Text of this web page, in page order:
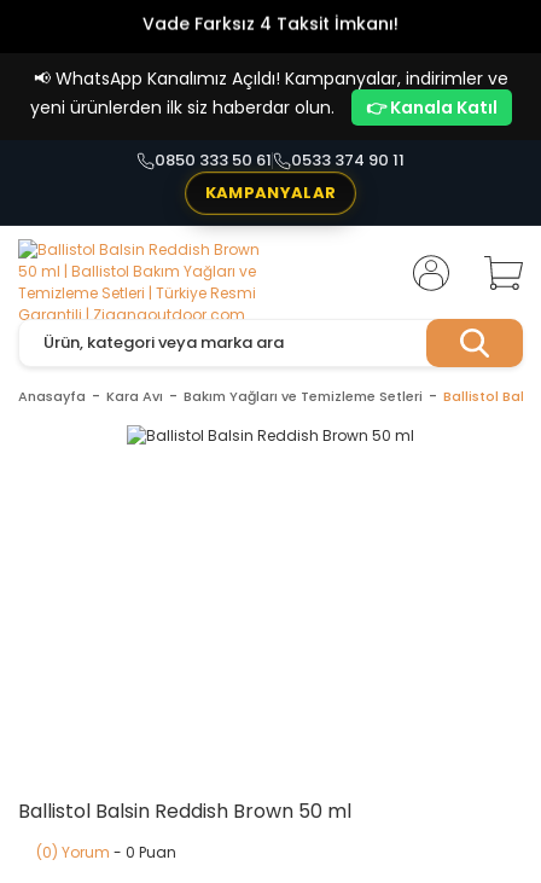
Vade Farksız 4 Taksit İmkanı!
📢 WhatsApp Kanalımız Açıldı! Kampanyalar, indirimler ve
yeni ürünlerden ilk siz haberdar olun.
👉 Kanala Katıl
0850 333 50 61
0533 374 90 11
KAMPANYALAR
Anasayfa Kara Avı Bakım Yağları ve Temizleme Setleri Ballistol
Ballistol Balsin Reddish Brown 50 ml
(0) Yorum - 0 Puan